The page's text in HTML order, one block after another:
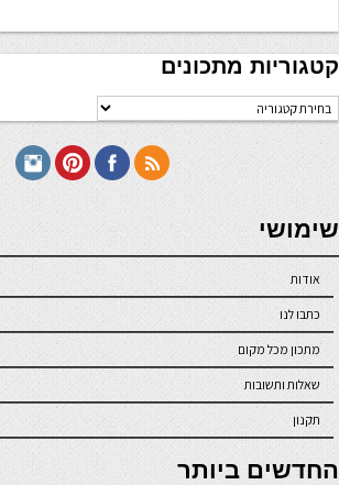
קטגוריות מתכונים
קטגוריות
מתכונים
seriöse online casinos österreich
שימושי
אודות
כתבו לנו
מתכון מכל מקום
שאלות ותשובות
תקנון
online casino
החדשים ביותר